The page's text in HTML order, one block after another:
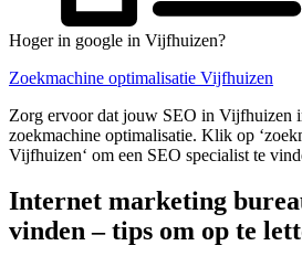
Hoger in google in Vijfhuizen?
Zoekmachine optimalisatie Vijfhuizen
Zorg ervoor dat jouw SEO in Vijfhuizen
zoekmachine optimalisatie. Klik op
Vijfhuizen‘ om een SEO specialist te
Internet marketing
vinden – tips om op te